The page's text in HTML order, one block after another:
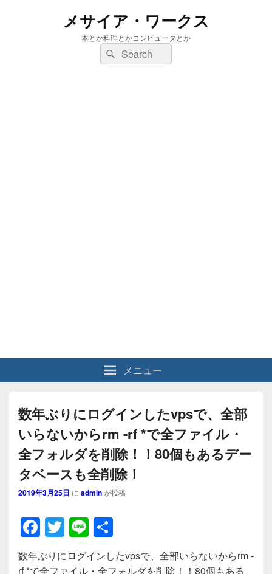
メサイア・ワークス
本とか料理とかコンピュータとか
検
索:
検
索
メニュー
数年ぶりにログインしたvpsで、全部
いらないからrm -rf *で全ファイル・
全フォルダを削除！！80個もあるデー
タベースも全削除！
2019年3月25日 に adminが投稿
F
a
c
T
wi
tt
Li
n
e
有
数年ぶりにログインしたvpsで、全部いらないからrm -
rf *で全ファイル・全フォルダを削除！！80個もある